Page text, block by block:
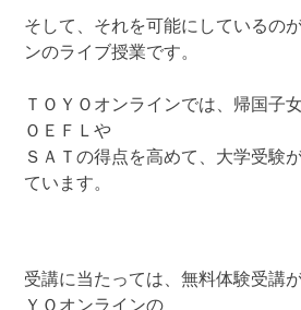
そして、それを可能にしているの
ンのライブ授業です。
ＴＯＹＯオンラインでは、帰国子
ＯＥＦＬや
ＳＡＴの得点を高めて、大学受験
ています。
受講に当たっては、無料体験受講
ＹＯオンラインの